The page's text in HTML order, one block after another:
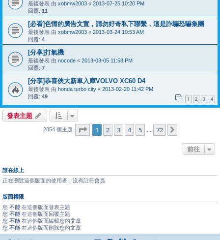
最後發表 由 xobmw2003 « 2013-07-25 10:20 PM
回覆: 11
[必看]色情的廣告文宣，請勿好奇私下聯繫，這是詐騙恐嚇集團
最後發表 由 xobmw2003 « 2013-03-24 10:53 AM
回覆: 4
[分享]打氣機
最後發表 由 nocode « 2013-03-05 11:58 PM
回覆: 7
[分享]恭喜俠大新車入庫VOLVO XC60 D4
最後發表 由 honda turbo city « 2013-02-20 11:42 PM
回覆: 49 1 2 3 4
發表主題
2854 個主題 第 1 頁 (共72 頁)
1 2 3 4 5 72
前往
誰在線上
正在瀏覽這個版面的使用者：沒有註冊會員
版面權限
您 不能 在這個版面發表主題
您 不能 在這個版面回覆主題
您 不能 在這個版面編輯您的文章
您 不能 在這個版面刪除您的文章